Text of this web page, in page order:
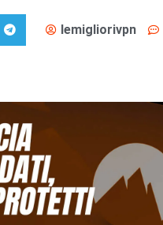
lemigliorivpn